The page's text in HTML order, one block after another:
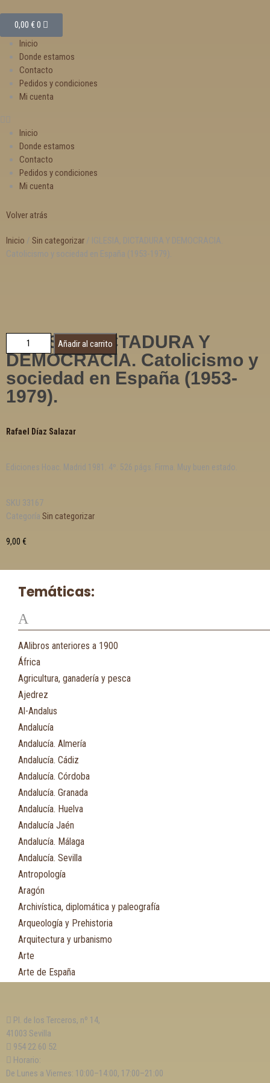
0,00 €0
Inicio
Donde estamos
Contacto
Pedidos y condiciones
Mi cuenta
Inicio
Donde estamos
Contacto
Pedidos y condiciones
Mi cuenta
Temáticas:
A
AAlibros anteriores a 1900
África
Agricultura, ganadería y pesca
Ajedrez
Al-Andalus
Andalucía
Andalucía. Almería
Andalucía. Cádiz
Andalucía. Córdoba
Andalucía. Granada
Andalucía. Huelva
Andalucía Jaén
Andalucía. Málaga
Andalucía. Sevilla
Antropología
Aragón
Archivística, diplomática y paleografía
Arqueología y Prehistoria
Arquitectura y urbanismo
Arte
Arte de España
Asturias
Automovilismo, ciclismo y Motociclismo
Aviación y Aeronáutica
Volver atrás
Inicio / Sin categorizar / IGLESIA, DICTADURA Y DEMOCRACIA.
Catolicismo y sociedad en España (1953-1979).
IGLESIA, DICTADURA Y
DEMOCRACIA. Catolicismo y
sociedad en España (1953-
1979).
Rafael Díaz Salazar
Ediciones Hoac. Madrid 1981. 4º. 526 págs. Firma. Muy buen estado.
SKU 33167
Categoría Sin categorizar
9,00 €
Añadir al carrito
Pl. de los Terceros, nº 14,
41003 Sevilla
954 22 60 52
Horario:
De Lunes a Viernes: 10:00–14:00, 17:00–21:00